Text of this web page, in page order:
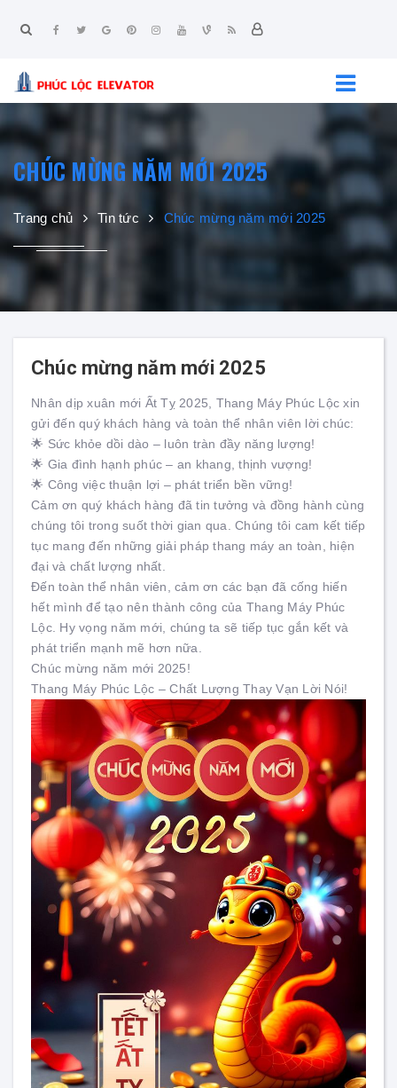
CHÚC MỪNG NĂM MỚI 2025
Trang chủ Tin tức Chúc mừng năm mới 2025
Chúc mừng năm mới 2025
Nhân dịp xuân mới Ất Tỵ 2025, Thang Máy Phúc Lộc xin
gửi đến quý khách hàng và toàn thể nhân viên lời chúc:
🌟 Sức khỏe dồi dào – luôn tràn đầy năng lượng!
🌟 Gia đình hạnh phúc – an khang, thịnh vượng!
🌟 Công việc thuận lợi – phát triển bền vững!
Cảm ơn quý khách hàng đã tin tưởng và đồng hành cùng
chúng tôi trong suốt thời gian qua. Chúng tôi cam kết tiếp
tục mang đến những giải pháp thang máy an toàn, hiện
đại và chất lượng nhất.
Đến toàn thể nhân viên, cảm ơn các bạn đã cống hiến
hết mình để tạo nên thành công của Thang Máy Phúc
Lộc. Hy vọng năm mới, chúng ta sẽ tiếp tục gắn kết và
phát triển mạnh mẽ hơn nữa.
Chúc mừng năm mới 2025!
Thang Máy Phúc Lộc – Chất Lượng Thay Vạn Lời Nói!